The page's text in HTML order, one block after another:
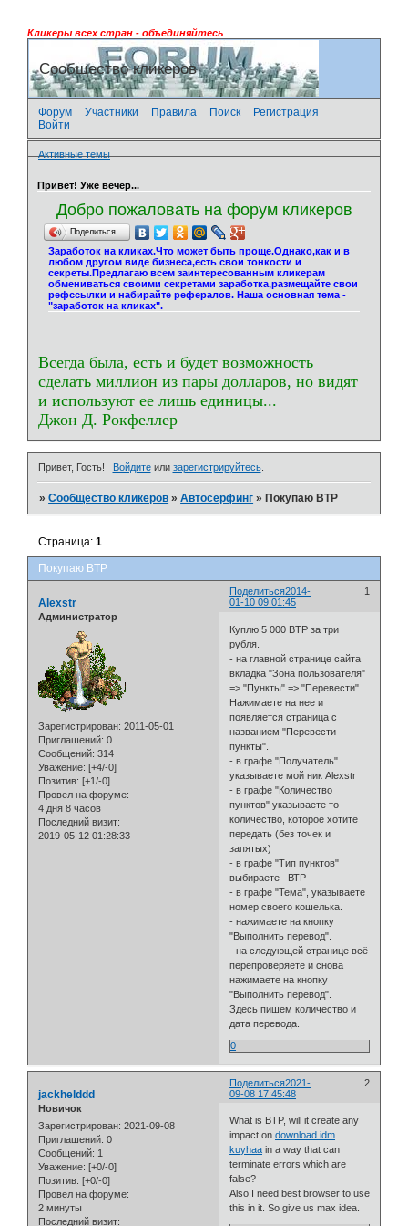
Кликеры всех стран - объединяйтесь
Сообщество кликеров
Форум Участники Правила Поиск
Регистрация
Войти
Активные темы
Привет! Уже вечер...
Добро пожаловать на форум кликеров
Поделиться…
Заработок на кликах.Что может быть проще.Однако,как и в
любом другом виде бизнеса,есть свои тонкости и
секреты.Предлагаю всем заинтересованным кликерам
обмениваться своими секретами заработка,размещайте свои
рефссылки и набирайте рефералов. Наша основная тема -
"заработок на кликах".
Всегда была, есть и будет возможность
сделать миллион из пары долларов, но видят
и используют ее лишь единицы...
Джон Д. Рокфеллер
Привет, Гость! Войдитеили зарегистрируйтесь.
»Сообщество кликеров »Автосерфинг » Покупаю BTP
Покупаю BTP
Страница:1
Поделиться 1
2014-
01-10 09:01:45
Alexstr
Администратор
Зарегистрирован: 2011-05-01
Приглашений: 0
Сообщений: 314
Уважение: [+4/-0]
Позитив: [+1/-0]
Провел на форуме:
4 дня 8 часов
Последний визит:
2019-05-12 01:28:33
Куплю 5 000 BTP за три
рубля.
- на главной странице сайта
вкладка "Зона пользователя"
=> "Пункты" => "Перевести".
Нажимаете на нее и
появляется страница с
названием "Перевести
пункты".
- в графе "Получатель"
указываете мой ник Alexstr
- в графе "Количество
пунктов" указываете то
количество, которое хотите
передать (без точек и
запятых)
- в графе "Тип пунктов"
выбираете ВТР
- в графе "Тема", указываете
номер своего кошелька.
- нажимаете на кнопку
"Выполнить перевод".
- на следующей странице всё
перепроверяете и снова
нажимаете на кнопку
"Выполнить перевод".
Здесь пишем количество и
дата перевода.
0
Поделиться 2
2021-
09-08 17:45:48
jackhelddd
Новичок
Зарегистрирован: 2021-09-08
Приглашений: 0
Сообщений: 1
Уважение: [+0/-0]
Позитив: [+0/-0]
Провел на форуме:
2 минуты
Последний визит:
What is BTP, will it create any
impact ondownload idm
kuyhaa in a way that can
terminate errors which are
false?
Also I need best browser to use
this in it. So give us max idea.